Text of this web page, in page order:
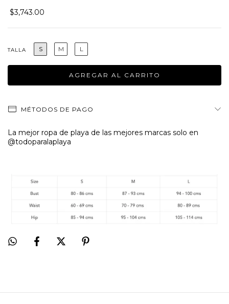
$3,743.00
TALLA S M L
MÉTODOS DE PAGO
La mejor ropa de playa de las mejores marcas solo en
@todoparalaplaya